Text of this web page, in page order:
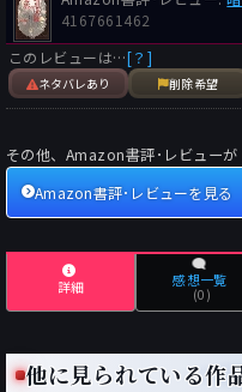
4167661462
このレビューは…[？]
ネタバレあり 削除希望
その他、Amazon書評･レビューが
Amazon書評･レビューを見る
詳細 感想一覧
(0)
他に見られている作